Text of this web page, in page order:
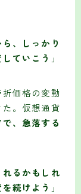
、しっかり
ていこう 」
価格の変動
。仮想通貨
、急落する
るかもしれ
続けよう 」